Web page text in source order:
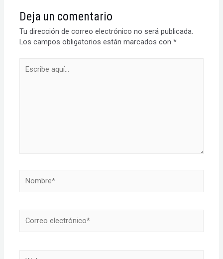
Deja un comentario
Tu dirección de correo electrónico no será publicada.
Los campos obligatorios están marcados con*
aquí...
electrónico*